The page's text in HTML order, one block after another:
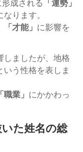
成される
「運勢」
ります。
「才能」 に影響を
しましたが、地格
う性格を表しま
「職業」 にかかわっ
いた姓名の総